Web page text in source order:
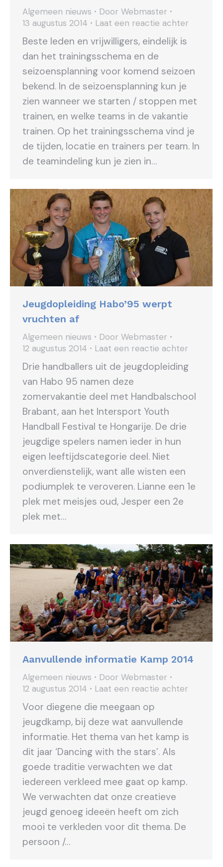
Algemeen nieuws Door Webmaster
13 augustus 2014
Laat een reactie achter
Beste leden en vrijwilligers, eindelijk is
dan het trainingsschema en de
seizoensplanning voor komend seizoen
bekend. In de seizoensplanning kun je
zien wanneer we starten / stoppen met
trainen, en welke teams in de vakantie
trainen. Op het trainingsschema vind je
de tijden, locatie en trainers per team. In
de teamindeling kun je zien in…
Jeugdopleiding Habo’95 werpt
vruchten af
Algemeen nieuws Door Webmaster
12 augustus 2014
Laat een reactie achter
Drie handballers uit de jeugdopleiding
van Habo 95 namen deze
zomervakantie deel met Handbalschool
Brabant, aan het Intersport Youth
Handball Festival te Hongarije. De drie
jeugdige spelers namen ieder in hun
eigen leeftijdscategorie deel. Niet
onverdienstelijk, want alle wisten een
podiumplek te veroveren. Lianne een 1e
plek met meisjes oud, Jesper een 2e
plek met…
Aanvullende informatie Kamp 2014
Algemeen nieuws Door Webmaster
12 augustus 2014
Laat een reactie achter
Voor diegene die meegaan op
jeugdkamp, bij deze wat aanvullende
informatie. Het thema van het kamp is
dit jaar ‘Dancing with the stars’. Als
goede traditie verwachten we dat
iedereen verkleed mee gaat op kamp.
We verwachten dat onze creatieve
jeugd genoeg ideeën heeft om zich
mooi te verkleden voor dit thema. De
persoon /…